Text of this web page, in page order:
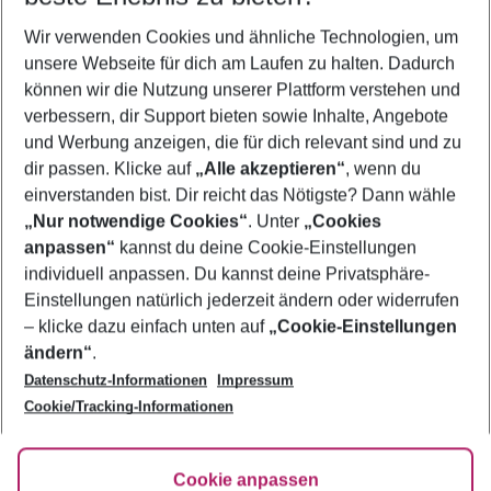
2 Erwachsene Keine Kinder
Mehr Filter anzeigen
Footer
Footer navigation
Über uns
AGB
Bestpreisgarantie
Cookie-Einstellungen ändern
Cookie-Richtlinie
Agenturbetreuung
Barrierefreies Reisen
FAQ
HanseMerkur Reiseversicherung
Folge uns
Wir verwenden Cookies und ähnliche Technologien, um
unsere Webseite für dich am Laufen zu halten. Dadurch
können wir die Nutzung unserer Plattform verstehen und
verbessern, dir Support bieten sowie Inhalte, Angebote
und Werbung anzeigen, die für dich relevant sind und zu
dir passen. Klicke auf „Alle akzeptieren“, wenn du
einverstanden bist. Dir reicht das Nötigste? Dann wähle
„Nur notwendige Cookies“. Unter „Cookies
anpassen“ kannst du deine Cookie-Einstellungen
individuell anpassen. Du kannst deine Privatsphäre-
Einstellungen natürlich jederzeit ändern oder widerrufen
– klicke dazu einfach unten auf „Cookie-Einstellungen
ändern“.
Datenschutz-Informationen
Impressum
Cookie/Tracking-Informationen
Cookie anpassen